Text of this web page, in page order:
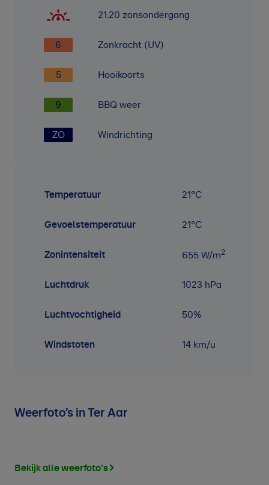
21:20 zonsondergang
6 Zonkracht (UV)
5 Hooikoorts
9 BBQ weer
ZO Windrichting
Temperatuur 21°C
Gevoelstemperatuur 21°C
Zonintensiteit 655 W/m2
Luchtdruk 1023 hPa
Luchtvochtigheid 50%
Windstoten 14 km/u
Weerfoto’s in Ter Aar
Bekijk alle weerfoto's